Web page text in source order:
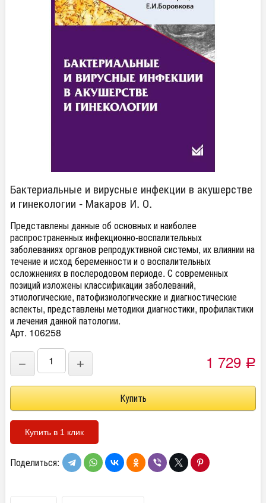
Бактериальные и вирусные инфекции в акушерстве
и гинекологии - Макаров И. О.
Представлены данные об основных и наиболее
распространенных инфекционно-воспалительных
заболеваниях органов репродуктивной системы, их влиянии на
течение и исход беременности и о воспалительных
осложнениях в послеродовом периоде. С современных
позиций изложены классификации заболеваний,
этиологические, патофизиологические и диагностические
аспекты, представлены методики диагностики, профилактики
и лечения данной патологии.
Арт. 106258
− + 1 729 Р
Купить в 1 клик
Поделиться: